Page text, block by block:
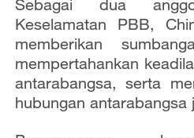
Sebagai dua
Keselamatan PBB,
memberikan
mempertahankan
antarabangsa, serta
hubungan antarabangsa